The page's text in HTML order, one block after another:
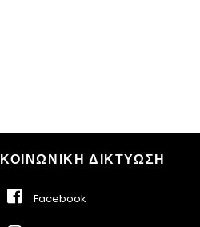
ΚΟΙΝΩΝΙΚΗ ΔΙΚΤΥΩΣΗ
Facebook